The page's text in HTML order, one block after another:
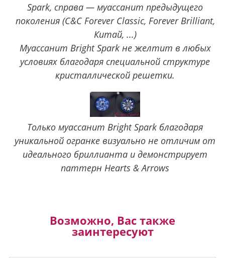
Spark, справа — муассанит предыдущего
поколения (C&C Forever Classic, Forever Brilliant,
Китай, ...)
Муассанит Bright Spark не желтит в любых
условиях благодаря специальной структуре
кристаллической решетки.
Только муассанит Bright Spark благодаря
уникальной огранке визуально не отличим от
идеального бриллианта и демонстрирует
паттерн Hearts & Arrows
Возможно, Вас также
заинтересуют